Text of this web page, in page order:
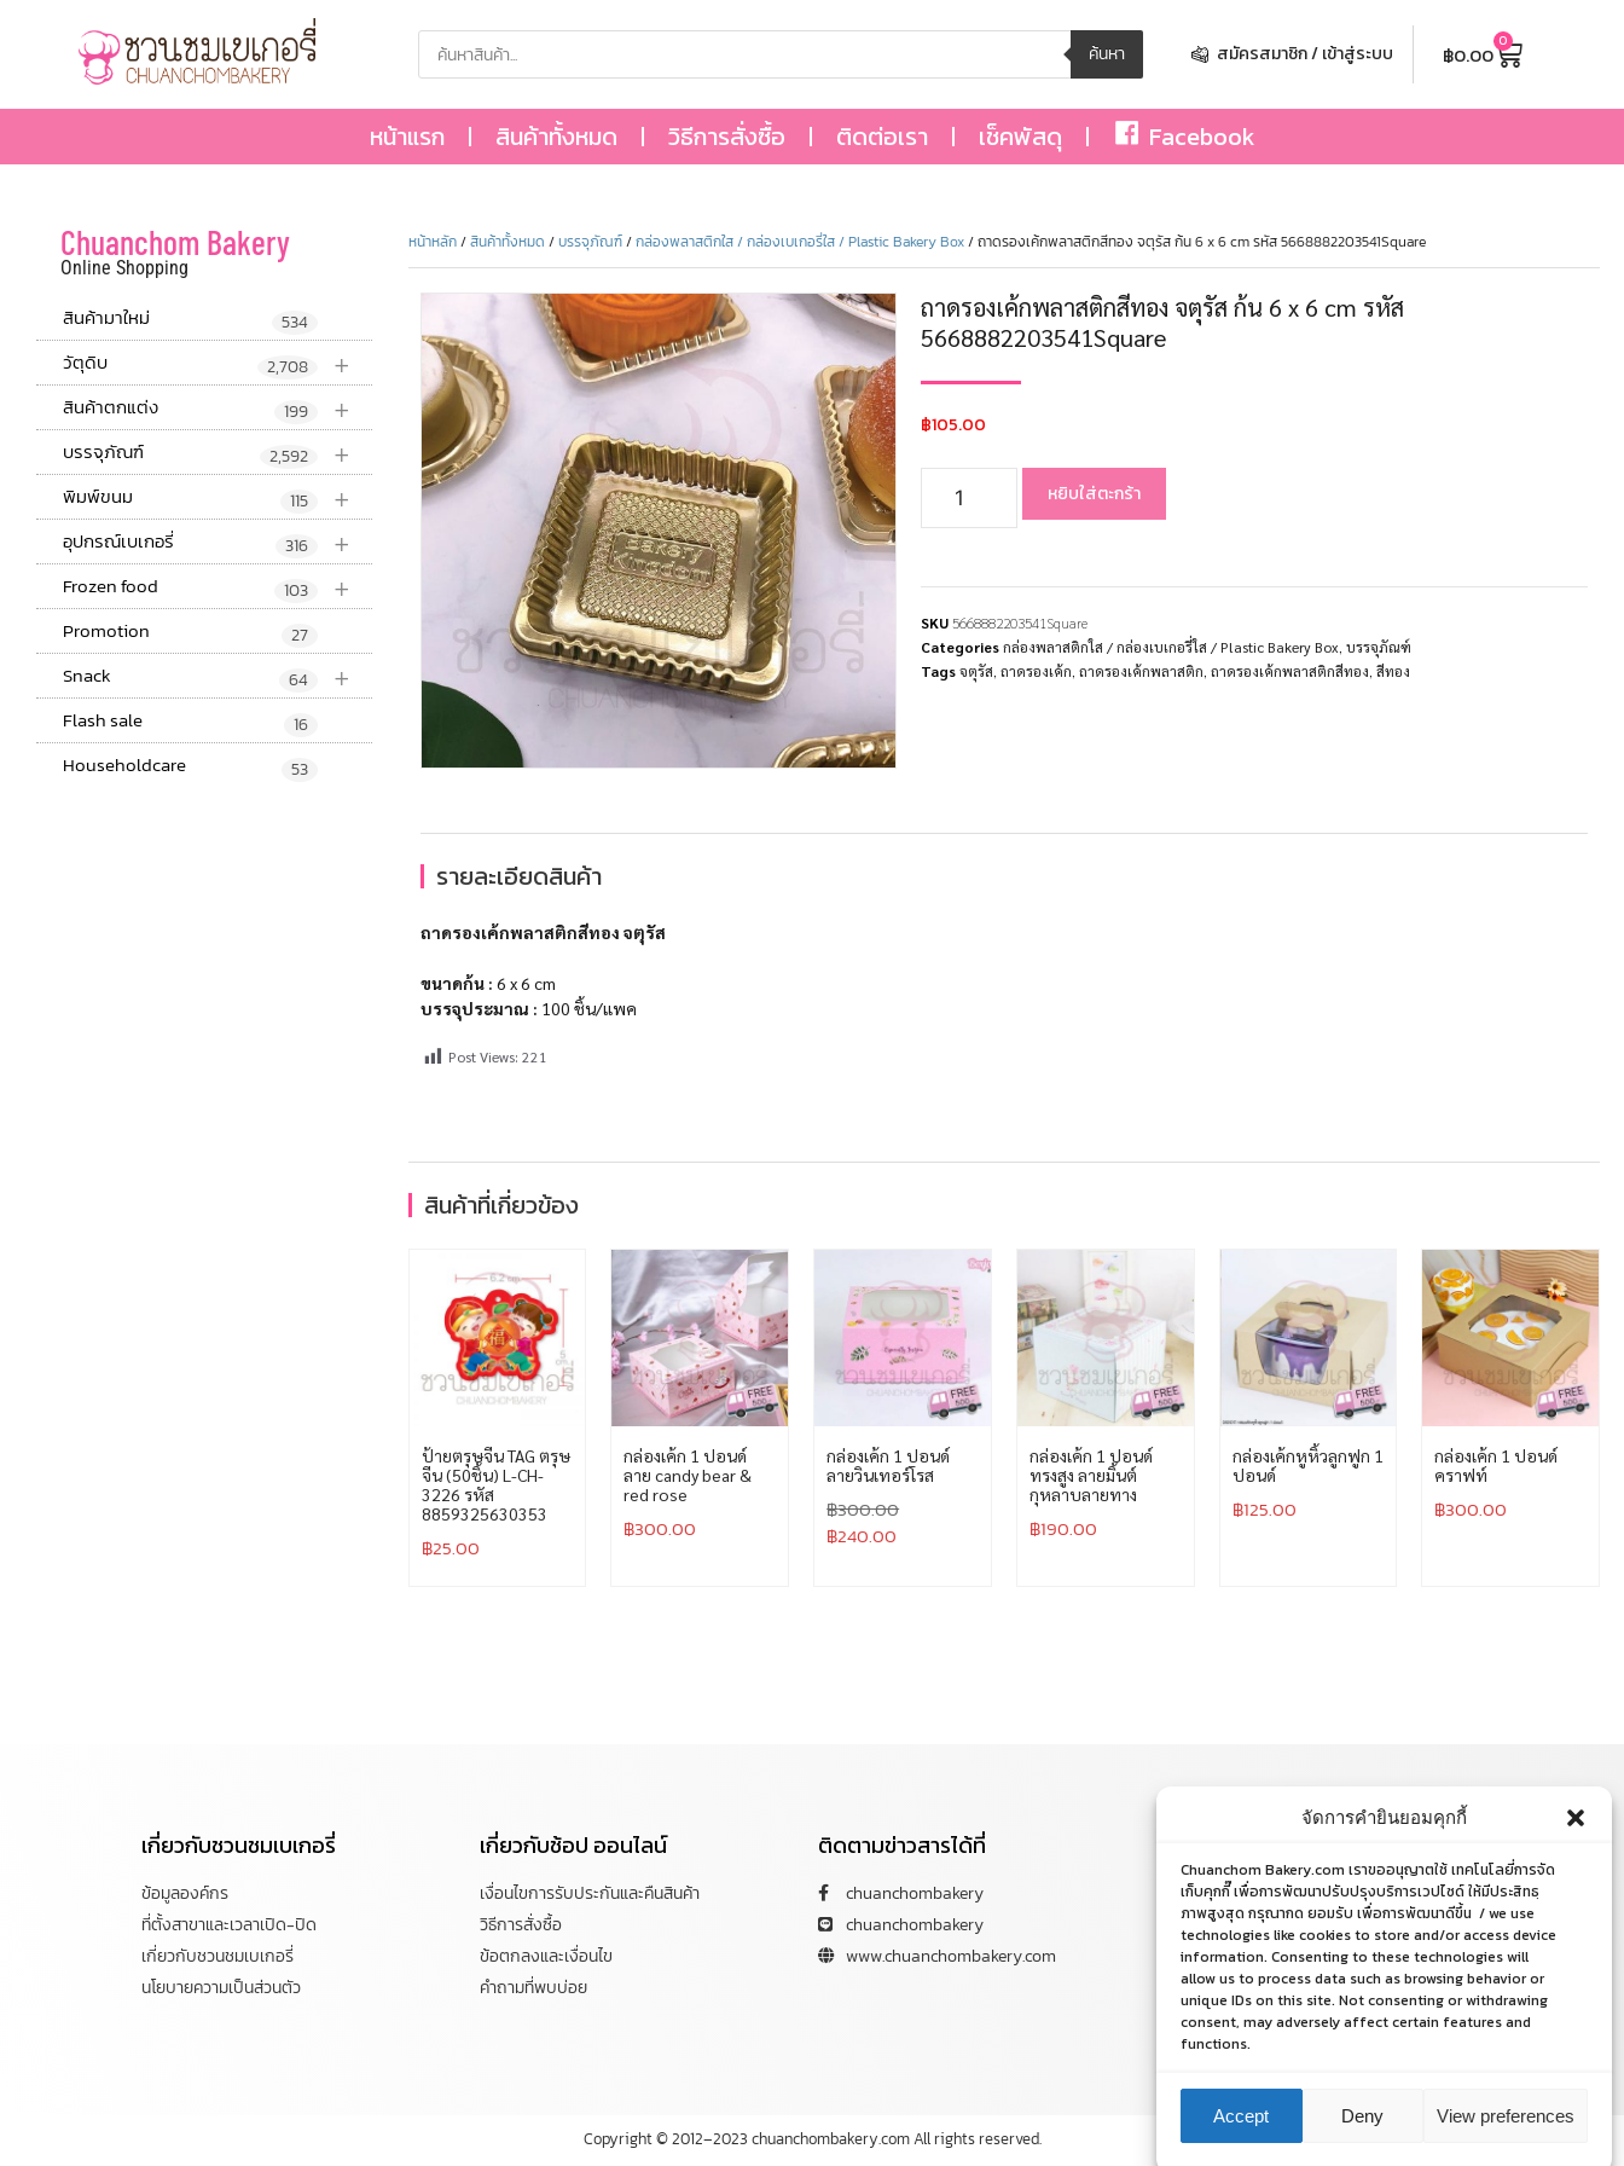
จัดการคำยินยอมคุกกี้
Chuanchom Bakery.com เราขออนุญาตใช้ เทคโนโลยี่การจัด
เก็บคุกกี๊ เพื่อการพัฒนาปรับปรุงบริการเวปไซด์ ให้มีประสิทธฺ
ภาพสูงสุด กรุณากด ยอมรับ เพื่อการพัฒนาดีขึ้น / we use
technologies like cookies to store and/or access device
information. Consenting to these technologies will
allow us to process data such as browsing behavior or
unique IDs on this site. Not consenting or withdrawing
consent, may adversely affect certain features and
functions.
Accept Deny View preferences
ค้นหา สมัครสมาชิก / เข้าสู่ระบบ ฿0.00 0
หน้าแรก สินค้าทั้งหมด วิธีการสั่งซื้อ ติดต่อเรา เช็คพัสดุ Facebook
Chuanchom Bakery
Online Shopping
สินค้ามาใหม่ 534
+
วัตุดิบ 2,708
+
สินค้าตกแต่ง 199
+
บรรจุภัณฑ์ 2,592
+
พิมพ์ขนม 115
+
อุปกรณ์เบเกอรี่ 316
+
Frozen food 103
Promotion 27
+
Snack 64
Flash sale 16
Householdcare 53
หน้าหลัก/สินค้าทั้งหมด /บรรจุภัณฑ์/กล่องพลาสติกใส / กล่องเบเกอรี่ใส / Plastic Bakery Box/ ถาดรองเค้กพลาสติกสีทอง จตุรัส ก้น 6 x 6 cm รหัส 5668882203541Square
ถาดรองเค้กพลาสติกสีทอง จตุรัส ก้น 6 x 6 cm รหัส
5668882203541Square
฿105.00
หยิบใส่ตะกร้า
SKU5668882203541Square
Categoriesกล่องพลาสติกใส / กล่องเบเกอรี่ใส / Plastic Bakery Box บรรจุภัณฑ์
Tagsจตุรัส ถาดรองเค้ก ถาดรองเค้กพลาสติก ถาดรองเค้กพลาสติกสีทอง สีทอง
รายละเอียดสินค้า
ถาดรองเค้กพลาสติกสีทอง จตุรัส
ขนาดก้น : 6 x 6 cm
บรรจุประมาณ : 100 ชิ้น/แพค
Post Views: 221
สินค้าที่เกี่ยวข้อง
ป้ายตรุษจีน TAG ตรุษ
จีน (50ชิ้น) L-CH-
3226 รหัส
8859325630353
฿25.00
กล่องเค้ก 1 ปอนด์
ลาย candy bear &
red rose
฿300.00
กล่องเค้ก 1 ปอนด์
ลายวินเทอร์โรส
฿300.00
฿240.00
กล่องเค้ก 1 ปอนด์
ทรงสูง ลายมิ้นต์
กุหลาบลายทาง
฿190.00
กล่องเค้กหูหิ้วลูกฟูก 1
ปอนด์
฿125.00
กล่องเค้ก 1 ปอนด์
คราฟท์
฿300.00
เกี่ยวกับชวนชมเบเกอรี่
ข้อมูลองค์กร
ที่ตั้งสาขาและเวลาเปิด-ปิด
เกี่ยวกับชวนชมเบเกอรี่
นโยบายความเป็นส่วนตัว
เกี่ยวกับช้อป ออนไลน์
เงื่อนไขการรับประกันและคืนสินค้า
วิธีการสั่งซื้อ
ข้อตกลงและเงื่อนไข
คำถามที่พบบ่อย
ติดตามข่าวสารได้ที่
chuanchombakery
chuanchombakery
www.chuanchombakery.com
โทร. 065-526-2325, 02 519 8212
E-mail : chuanchom.bakery@gmail.com
Copyright © 2012–2023 chuanchombakery.com All rights reserved.
ติดต่อเรา
ติดต่อเรา